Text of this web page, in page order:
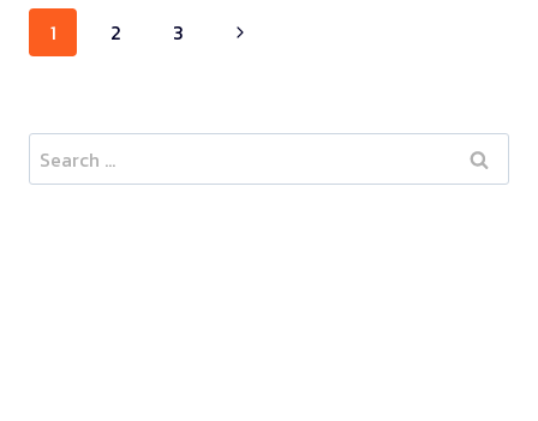
Page
navigation
1 2 3
Search
for: